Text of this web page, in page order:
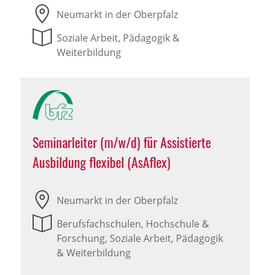
Neumarkt in der Oberpfalz
Soziale Arbeit, Pädagogik &
Weiterbildung
Seminarleiter (m/w/d) für Assistierte
Ausbildung flexibel (AsAflex)
Neumarkt in der Oberpfalz
Berufsfachschulen, Hochschule &
Forschung, Soziale Arbeit, Pädagogik
& Weiterbildung